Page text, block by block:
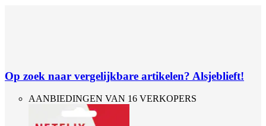
Op zoek naar vergelijkbare artikelen? Alsjeblieft!
AANBIEDINGEN VAN 16 VERKOPERS